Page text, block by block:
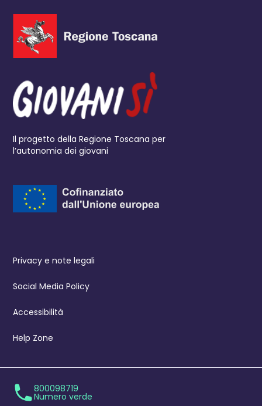
Il progetto della Regione Toscana per
l’autonomia dei giovani
Privacy e note legali
Social Media Policy
Accessibilità
Help Zone
800098719
Numero verde